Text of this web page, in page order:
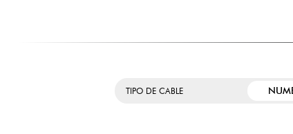
TIPO DE CABLE